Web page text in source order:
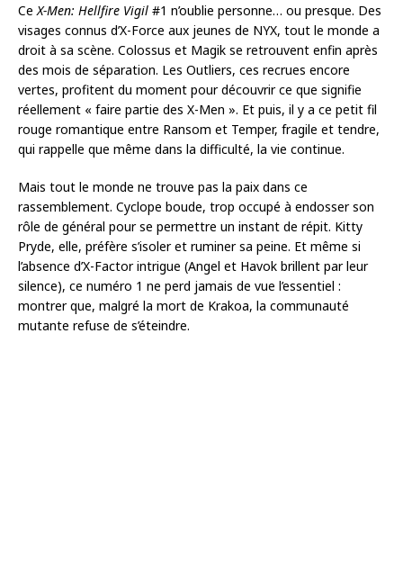
Ce X-Men: Hellfire Vigil #1 n’oublie personne… ou presque. Des
visages connus d’X-Force aux jeunes de NYX, tout le monde a
droit à sa scène. Colossus et Magik se retrouvent enfin après
des mois de séparation. Les Outliers, ces recrues encore
vertes, profitent du moment pour découvrir ce que signifie
réellement « faire partie des X-Men ». Et puis, il y a ce petit fil
rouge romantique entre Ransom et Temper, fragile et tendre,
qui rappelle que même dans la difficulté, la vie continue.
Mais tout le monde ne trouve pas la paix dans ce
rassemblement. Cyclope boude, trop occupé à endosser son
rôle de général pour se permettre un instant de répit. Kitty
Pryde, elle, préfère s’isoler et ruminer sa peine. Et même si
l’absence d’X-Factor intrigue (Angel et Havok brillent par leur
silence), ce numéro 1 ne perd jamais de vue l’essentiel :
montrer que, malgré la mort de Krakoa, la communauté
mutante refuse de s’éteindre.